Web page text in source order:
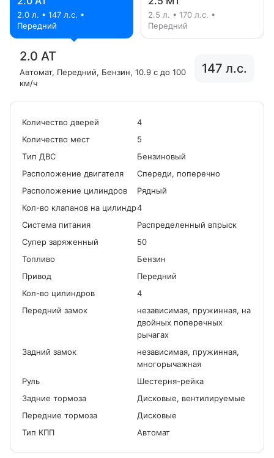
2.0 л. • 147 л.с. •
Передний
2.5 л. • 170 л.с. •
Передний
2.0 AT
Автомат, Передний, Бензин, 10.9 с до 100
км/ч
147 л.с.
Количество дверей
4
Количество мест
5
Tип ДВС
Бензиновый
Расположение двигателя
Спереди, поперечно
Расположение цилиндров
Рядный
Кол-во клапанов на цилиндр4
Система питания
Распределенный впрыск
Cупер заряженный
50
Топливо
Бензин
Привод
Передний
Кол-во цилиндров
4
Передний замок
независимая, пружинная, на
двойных поперечных
рычагах
Задний замок
независимая, пружинная,
многорычажная
Руль
Шестерня-рейка
Задние тормоза
Дисковые, вентилируемые
Передние тормоза
Дисковые
Тип КПП
Автомат